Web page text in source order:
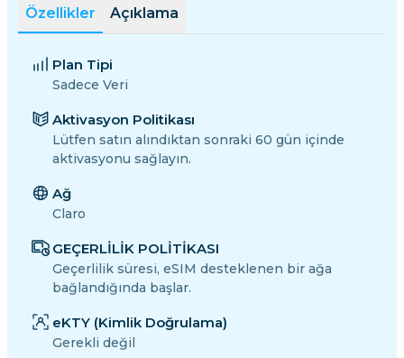
Özellikler Açıklama
Plan Tipi
Sadece Veri
Aktivasyon Politikası
Lütfen satın alındıktan sonraki 60 gün içinde
aktivasyonu sağlayın.
Ağ
Claro
GEÇERLİLİK POLİTİKASI
Geçerlilik süresi, eSIM desteklenen bir ağa
bağlandığında başlar.
eKTY (Kimlik Doğrulama)
Gerekli değil